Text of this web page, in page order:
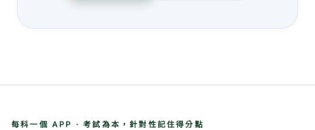
每科一個 APP · 考試為本，針對性記住得分點